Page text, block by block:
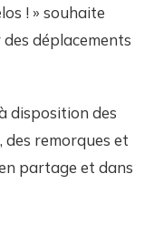
! » souhaite
déplacements
disposition des
des remorques et
partage et dans